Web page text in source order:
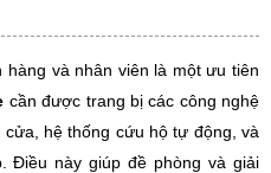
và nhân viên là một ưu tiên
cần được trang bị các công nghệ
hệ thống cứu hộ tự động, và
Điều này giúp đề phòng và giải